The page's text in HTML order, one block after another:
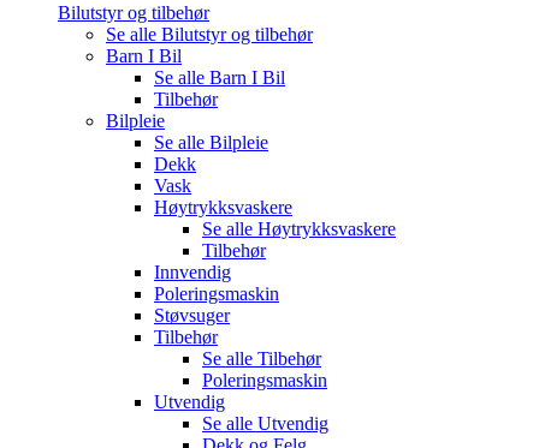
Bilutstyr og tilbehør
Se alle Bilutstyr og tilbehør
Barn I Bil
Se alle Barn I Bil
Tilbehør
Bilpleie
Se alle Bilpleie
Dekk
Vask
Høytrykksvaskere
Se alle Høytrykksvaskere
Tilbehør
Innvendig
Poleringsmaskin
Støvsuger
Tilbehør
Se alle Tilbehør
Poleringsmaskin
Utvendig
Se alle Utvendig